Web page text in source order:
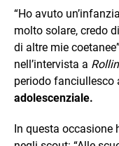
“Ho avuto
molto solare, credo
di altre mie
nell’intervista a
periodo fanciullesco
adolescenziale.
In questa occasione